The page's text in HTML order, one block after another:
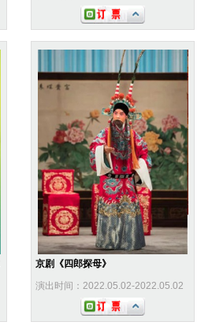
京剧《四郎探母》
演出时间：2022.05.02-2022.05.02